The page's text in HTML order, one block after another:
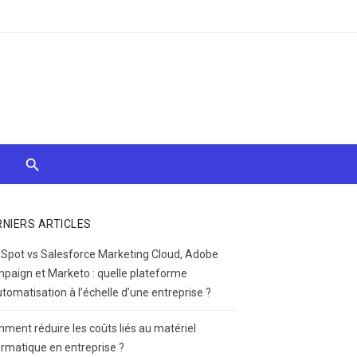
ARTICLES
vs Salesforce Marketing Cloud, Adobe
et Marketo : quelle plateforme
à l’échelle d’une entreprise ?
réduire les coûts liés au matériel
en entreprise ?